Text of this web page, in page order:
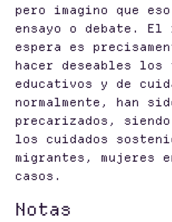
pero imagino que
ensayo o debate. El
espera es
hacer deseables los
educativos y de
normalmente, han
precarizados,
los cuidados
migrantes, mujeres
casos.
Notas